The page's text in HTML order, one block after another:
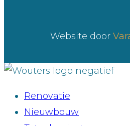
Website door
Renovatie
Nieuwbouw